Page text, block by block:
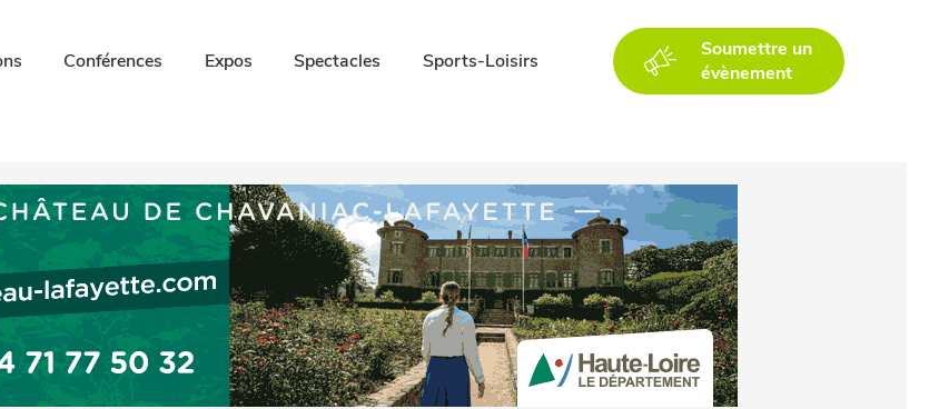
Conférences Expos Spectacles Sports-Loisirs
Soumettre un
évènement